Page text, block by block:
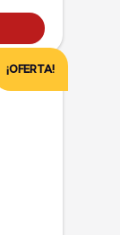
¡OFERTA!